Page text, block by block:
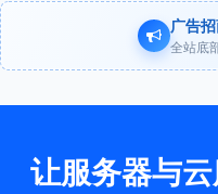
广告
全站底
让服务器与